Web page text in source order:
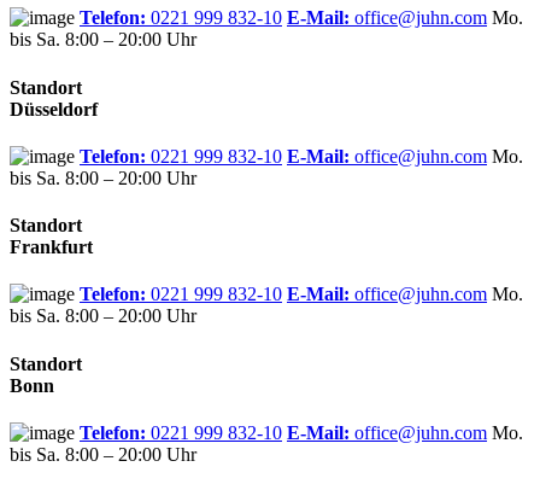
Telefon: 0221 999 832-10 E-Mail: office@juhn.com Mo.
bis Sa. 8:00 – 20:00 Uhr
Standort
Düsseldorf
Telefon: 0221 999 832-10 E-Mail: office@juhn.com Mo.
bis Sa. 8:00 – 20:00 Uhr
Standort
Frankfurt
Telefon: 0221 999 832-10 E-Mail: office@juhn.com Mo.
bis Sa. 8:00 – 20:00 Uhr
Standort
Bonn
Telefon: 0221 999 832-10 E-Mail: office@juhn.com Mo.
bis Sa. 8:00 – 20:00 Uhr